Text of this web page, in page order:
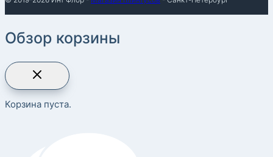
Обзор корзины
Корзина пуста.